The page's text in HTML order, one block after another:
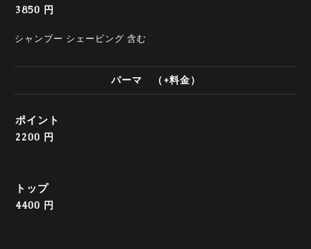
3850 円
シャンプー シェービング 含む
パーマ （+料金）
ポイント
2200 円
トップ
4400 円